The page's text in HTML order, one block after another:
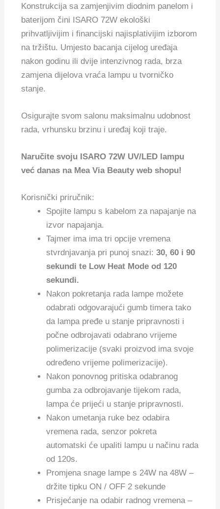
Konstrukcija sa zamjenjivim diodnim panelom i
baterijom čini ISARO 72W ekološki
prihvatljivijim i financijski najisplativijim izborom
na tržištu. Umjesto bacanja cijelog uređaja
nakon godinu ili dvije intenzivnog rada, brza
zamjena dijelova vraća lampu u tvorničko
stanje.
Osigurajte svom salonu maksimalnu udobnost
rada, vrhunsku brzinu i uređaj koji traje.
Naručite svoju ISARO 72W UV/LED lampu
već danas na Mea Via Beauty web shopu!
Korisnički priručnik:
Spojite lampu s kabelom za napajanje na
izvor napajanja.
Tajmer ima ima tri opcije vremena
stvrdnjavanja pri punoj snazi:30, 60 i 90
sekundi te Low Heat Mode od 120
sekundi.
Nakon pokretanja rada lampe možete
odabrati odgovarajući gumb timera tako
da lampa pređe u stanje pripravnosti i
počne odbrojavati odabrano vrijeme
polimerizacije (svaki proizvod ima svoje
određeno vrijeme polimerizacije).
Nakon ponovnog pritiska odabranog
gumba za odbrojavanje tijekom rada,
lampa će prijeći u stanje pripravnosti.
Nakon umetanja ruke bez odabira
vremena rada, senzor pokreta
automatski će upaliti lampu u načinu rada
od 120s.
Promjena snage lampe s 24W na 48W –
držite tipku ON / OFF 2 sekunde
Prisjećanje na odabir radnog vremena –